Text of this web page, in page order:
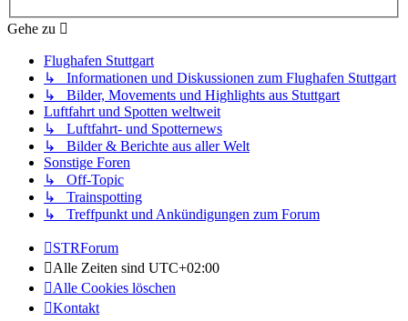
Gehe zu
Flughafen Stuttgart
↳ Informationen und Diskussionen zum Flughafen Stuttgart
↳ Bilder, Movements und Highlights aus Stuttgart
Luftfahrt und Spotten weltweit
↳ Luftfahrt- und Spotternews
↳ Bilder & Berichte aus aller Welt
Sonstige Foren
↳ Off-Topic
↳ Trainspotting
↳ Treffpunkt und Ankündigungen zum Forum
STRForum
Alle Zeiten sind UTC+02:00
Alle Cookies löschen
Kontakt